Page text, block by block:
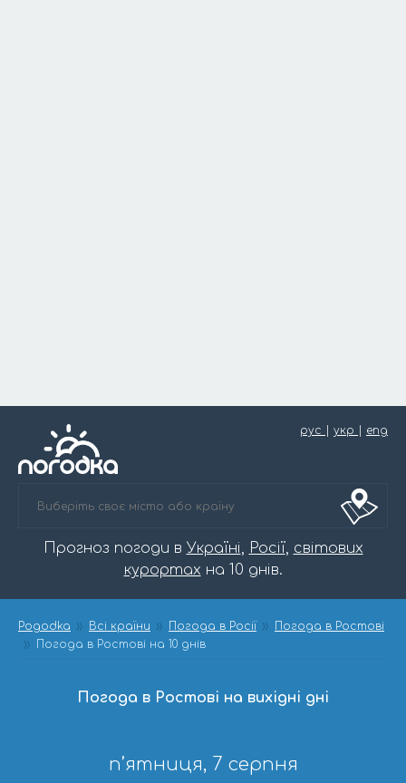
рус укр eng
Прогноз погоди в Україні, Росії, світових
курортах на 10 днів.
Pogodka Всі країни Погода в Росії
Погода в Ростові
Погода в Ростові на 10 днів
Погода в Ростові на вихідні дні
п’ятниця, 7 серпня